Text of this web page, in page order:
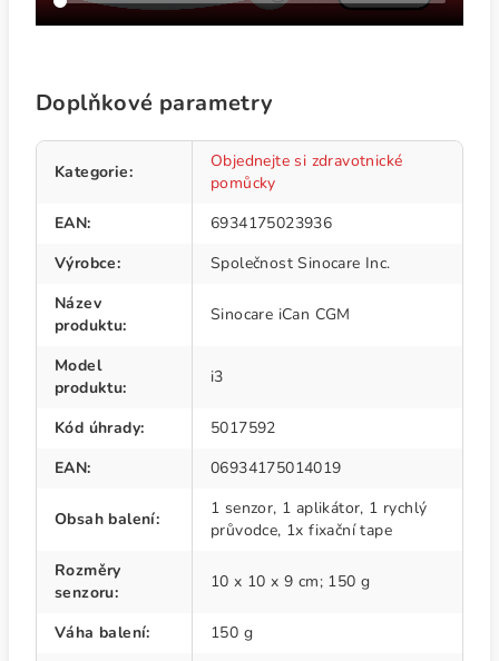
Doplňkové parametry
Kategorie:
Objednejte si zdravotnické
pomůcky
EAN:
6934175023936
Výrobce:
Společnost Sinocare Inc.
Název
produktu:
Sinocare iCan CGM
Model
produktu:
i3
Kód úhrady:
5017592
EAN: 06934175014019
Obsah balení:
1 senzor, 1 aplikátor, 1 rychlý
průvodce, 1x fixační tape
Rozměry
senzoru:
10 x 10 x 9 cm; 150 g
Váha balení:
150 g